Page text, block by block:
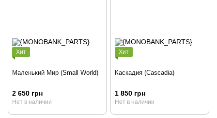
Хит
Маленький Мир (Small World)
2 650 грн
Нет в наличии
Хит
Каскадия (Cascadia)
1 850 грн
Нет в наличии